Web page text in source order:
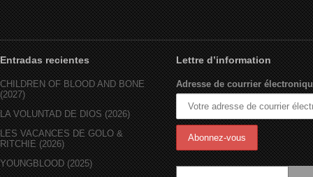
Entradas recientes
CHILDREN OF BLOOD AND BONE
(2027)
LA VOLUNTAD DE DIOS (2026)
LES VACANCES DE GOLO &
RITCHIE (2026)
YOUNGBLOOD (2025)
Lettre d’information
Adresse de courrier